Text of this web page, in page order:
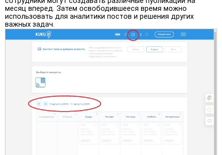
месяц вперед. Затем освободившееся время можно
использовать для аналитики постов и решения других
важных задач.